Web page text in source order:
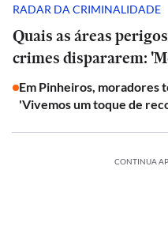
RADAR DA CRIMINALIDADE
Quais as áreas
crimes dispararem:
Em Pinheiros, moradores
'Vivemos um toque de
CONTINUA